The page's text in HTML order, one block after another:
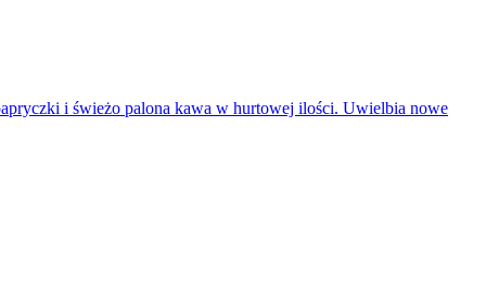
i świeżo palona kawa w hurtowej ilości. Uwielbia nowe